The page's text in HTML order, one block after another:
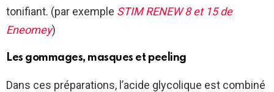
tonifiant. (par exemple STIM RENEW 8et 15 de
Eneomey)
Les gommages, masques et peeling
Dans ces préparations, l’acide glycolique est combiné